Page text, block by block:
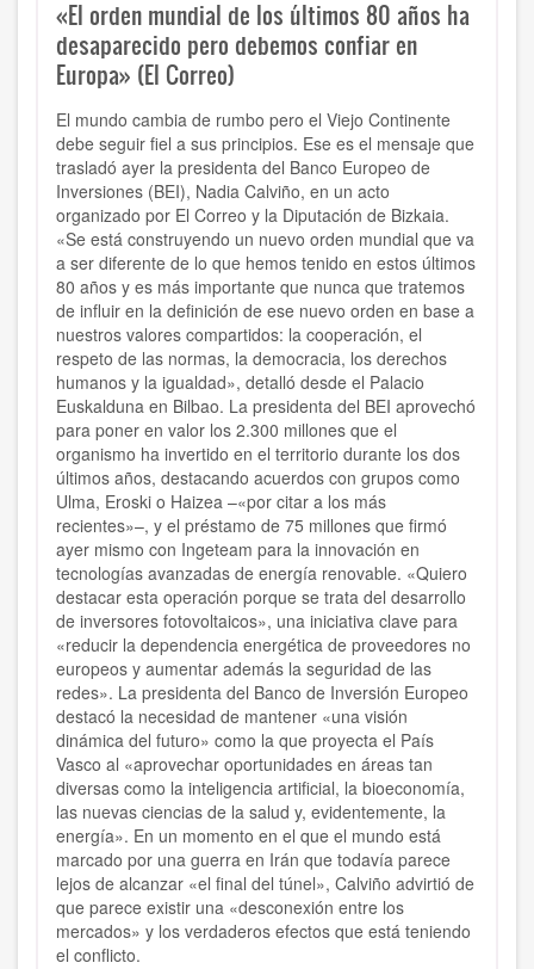
«El orden mundial de los últimos 80 años ha
desaparecido pero debemos confiar en
Europa» (El Correo)
El mundo cambia de rumbo pero el Viejo Continente
debe seguir fiel a sus principios. Ese es el mensaje que
trasladó ayer la presidenta del Banco Europeo de
Inversiones (BEI), Nadia Calviño, en un acto
organizado por El Correo y la Diputación de Bizkaia.
«Se está construyendo un nuevo orden mundial que va
a ser diferente de lo que hemos tenido en estos últimos
80 años y es más importante que nunca que tratemos
de influir en la definición de ese nuevo orden en base a
nuestros valores compartidos: la cooperación, el
respeto de las normas, la democracia, los derechos
humanos y la igualdad», detalló desde el Palacio
Euskalduna en Bilbao. La presidenta del BEI aprovechó
para poner en valor los 2.300 millones que el
organismo ha invertido en el territorio durante los dos
últimos años, destacando acuerdos con grupos como
Ulma, Eroski o Haizea –«por citar a los más
recientes»–, y el préstamo de 75 millones que firmó
ayer mismo con Ingeteam para la innovación en
tecnologías avanzadas de energía renovable. «Quiero
destacar esta operación porque se trata del desarrollo
de inversores fotovoltaicos», una iniciativa clave para
«reducir la dependencia energética de proveedores no
europeos y aumentar además la seguridad de las
redes». La presidenta del Banco de Inversión Europeo
destacó la necesidad de mantener «una visión
dinámica del futuro» como la que proyecta el País
Vasco al «aprovechar oportunidades en áreas tan
diversas como la inteligencia artificial, la bioeconomía,
las nuevas ciencias de la salud y, evidentemente, la
energía». En un momento en el que el mundo está
marcado por una guerra en Irán que todavía parece
lejos de alcanzar «el final del túnel», Calviño advirtió de
que parece existir una «desconexión entre los
mercados» y los verdaderos efectos que está teniendo
el conflicto.